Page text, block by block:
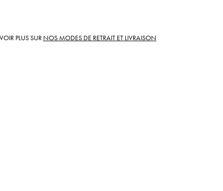
PLUS SUR NOS MODES DE RETRAIT ET LIVRAISON